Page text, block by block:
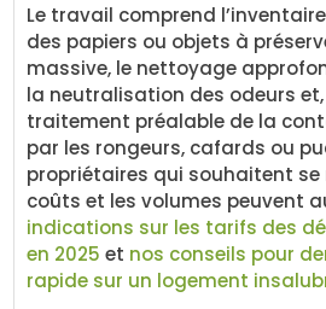
Le travail comprend
des papiers ou objets à
massive, le nettoyage
la neutralisation des odeurs et,
traitement préalable de la
par les rongeurs, cafards ou
propriétaires qui souhaitent se
coûts et les volumes peuvent
indications sur les tarifs des
en 2025 et nos conseils pour
rapide sur un logement